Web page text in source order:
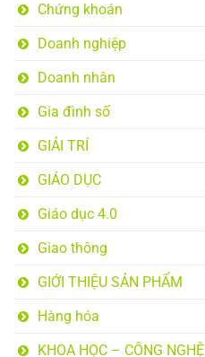
Chứng khoán
Doanh nghiệp
Doanh nhân
Gia đình số
GIẢI TRÍ
GIÁO DỤC
Giáo dục 4.0
Giao thông
GIỚI THIỆU SẢN PHẨM
Hàng hóa
KHOA HỌC – CÔNG NGHỆ